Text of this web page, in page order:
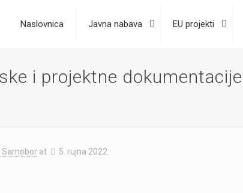
Naslovnica Javna nabava EU projekti
i projektne
Samobor at 5. rujna 2022.